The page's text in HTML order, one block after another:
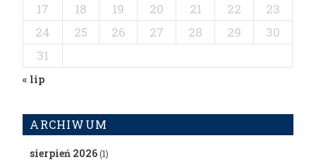
17
18 19 20 21 22
23
24
25 26 27 28 29
30
31
« lip
ARCHIWUM
sierpień 2026(1)